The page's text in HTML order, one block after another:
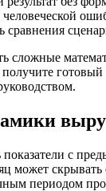
сравнения
сложные
готовый
с
может скрывать
периодом